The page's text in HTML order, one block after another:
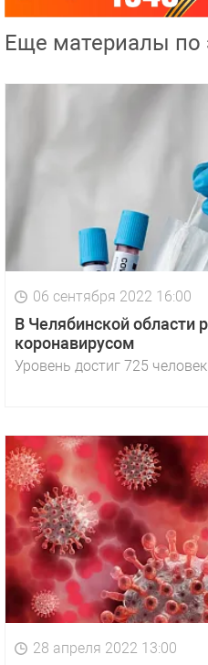
Еще материалы по
06 сентября 2022 16:00
В Челябинской области
коронавирусом
Уровень достиг 725
28 апреля 2022 13:00